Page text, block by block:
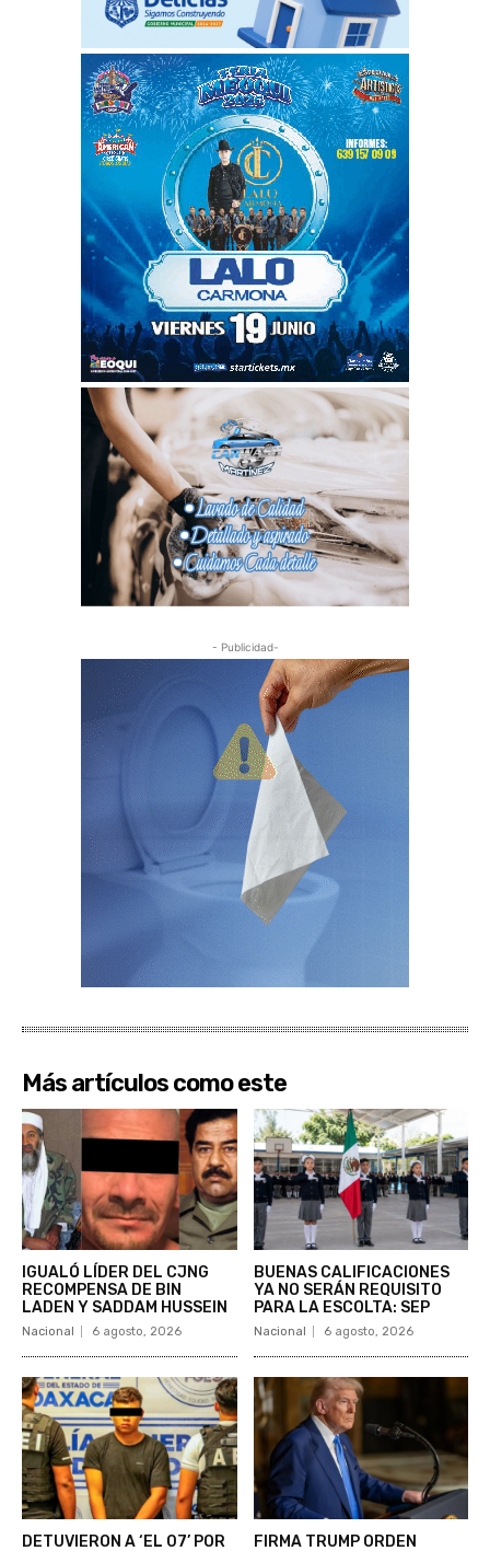
- Publicidad-
Más artículos como este
IGUALÓ LÍDER DEL CJNG
RECOMPENSA DE BIN
LADEN Y SADDAM HUSSEIN
Nacional 6 agosto, 2026
BUENAS CALIFICACIONES
YA NO SERÁN REQUISITO
PARA LA ESCOLTA: SEP
Nacional 6 agosto, 2026
DETUVIERON A ‘EL 07’ POR
FIRMA TRUMP ORDEN